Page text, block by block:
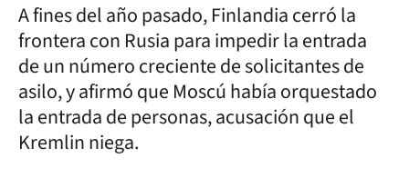
A fines del año pasado, Finlandia cerró la
frontera con Rusia para impedir la entrada
de un número creciente de solicitantes de
asilo, y afirmó que Moscú había orquestado
la entrada de personas, acusación que el
Kremlin niega.